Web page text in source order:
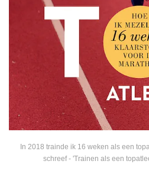
In 2018 trainde ik 16 weken als een
schreef - 'Trainen als een